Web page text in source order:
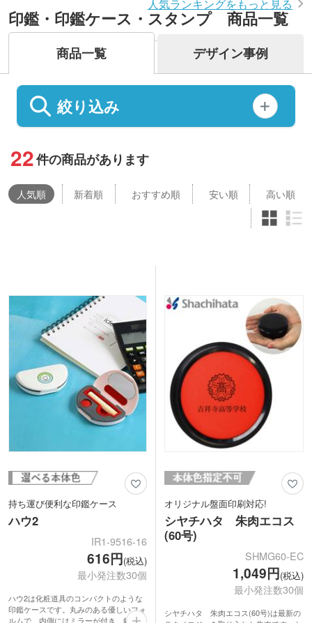
人気ランキングをもっと見る
印鑑・印鑑ケース・スタンプ 商品一覧
商品一覧 デザイン事例
絞り込み
22件の商品があります
人気順 新着順 おすすめ順 安い順 高い順
持ち運び便利な印鑑ケース
ハウ2
IR1-9516-16
616円(税込)
最小発注数30個
ハウ2は化粧道具のコンパクトのような
印鑑ケースです。丸みのある優しいフォ
ルムで、内側にはミラーが付き。鏡が無
オリジナル盤面印刷対応!
シヤチハタ 朱肉エコス
(60号)
SHMG60-EC
1,049円(税込)
最小発注数30個
シヤチハタ 朱肉エコス(60号)は最新の